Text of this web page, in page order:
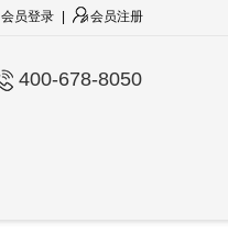
会员登录 会员注册
400-678-8050